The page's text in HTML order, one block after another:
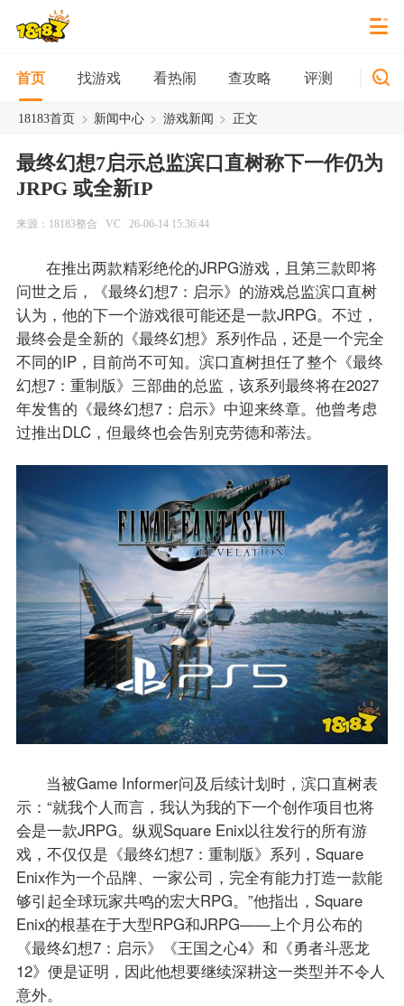
首页 找游戏 看热闹 查攻略 评测 新游
18183首页 > 新闻中心 > 游戏新闻 > 正文
最终幻想7启示总监滨口直树称下一作仍为
JRPG 或全新IP
来源：18183整合 VC 26-06-14 15:36:44
在推出两款精彩绝伦的JRPG游戏，且第三款即将
问世之后，《最终幻想7：启示》的游戏总监滨口直树
认为，他的下一个游戏很可能还是一款JRPG。不过，
最终会是全新的《最终幻想》系列作品，还是一个完全
不同的IP，目前尚不可知。滨口直树担任了整个《最终
幻想7：重制版》三部曲的总监，该系列最终将在2027
年发售的《最终幻想7：启示》中迎来终章。他曾考虑
过推出DLC，但最终也会告别克劳德和蒂法。
当被Game Informer问及后续计划时，滨口直树表
示：“就我个人而言，我认为我的下一个创作项目也将
会是一款JRPG。纵观Square Enix以往发行的所有游
戏，不仅仅是《最终幻想7：重制版》系列，Square
Enix作为一个品牌、一家公司，完全有能力打造一款能
够引起全球玩家共鸣的宏大RPG。”他指出，Square
Enix的根基在于大型RPG和JRPG——上个月公布的
《最终幻想7：启示》《王国之心4》和《勇者斗恶龙
12》便是证明，因此他想要继续深耕这一类型并不令人
意外。